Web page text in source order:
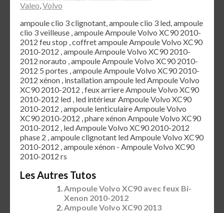
Valeo,Volvo
ampoule clio 3 clignotant, ampoule clio 3 led, ampoule
clio 3 veilleuse , ampoule Ampoule Volvo XC90 2010-
2012 feu stop , coffret ampoule Ampoule Volvo XC90
2010-2012 , ampoule Ampoule Volvo XC90 2010-
2012 norauto , ampoule Ampoule Volvo XC90 2010-
2012 5 portes , ampoule Ampoule Volvo XC90 2010-
2012 xénon , installation ampoule led Ampoule Volvo
XC90 2010-2012 , feux arriere Ampoule Volvo XC90
2010-2012 led , led intérieur Ampoule Volvo XC90
2010-2012 , ampoule lenticulaire Ampoule Volvo
XC90 2010-2012 , phare xénon Ampoule Volvo XC90
2010-2012 , led Ampoule Volvo XC90 2010-2012
phase 2 , ampoule clignotant led Ampoule Volvo XC90
2010-2012 , ampoule xénon - Ampoule Volvo XC90
2010-2012 rs
Les Autres Tutos
Ampoule Volvo XC90 avec feux Bi-
Xenon 2010-2012
Ampoule Volvo XC90 2013